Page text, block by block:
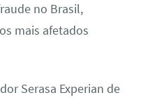
no Brasil,
mais afetados
Serasa Experian de